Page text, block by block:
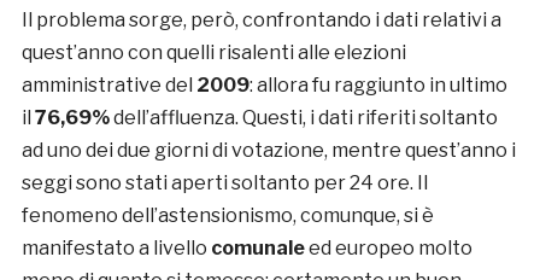
Il problema sorge, però, confrontando i dati relativi a
quest’anno con quelli risalenti alle elezioni
amministrative del 2009: allora fu raggiunto in ultimo
il 76,69%dell’affluenza. Questi, i dati riferiti soltanto
ad uno dei due giorni di votazione, mentre quest’anno i
seggi sono stati aperti soltanto per 24 ore. Il
fenomeno dell’astensionismo, comunque, si è
manifestato a livello comunaleed europeo molto